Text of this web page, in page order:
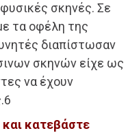
σκηνές. Σε
τα οφέλη της
διαπίστωσαν
σκηνών είχε ως
να έχουν
κατεβάστε